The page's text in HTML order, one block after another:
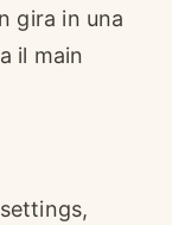
gira in una
il main